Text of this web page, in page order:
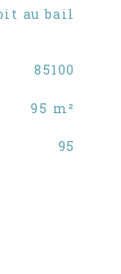
au bail
85100
95 m²
95